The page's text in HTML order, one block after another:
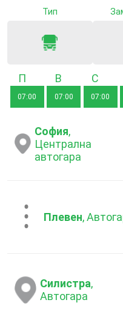
Тип
Понеделник
07:00
Вторник
07:00 07:00
София,
Централна
автогара
...Плевен,
Силистра,
Автогара